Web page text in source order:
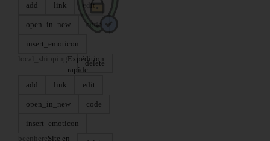
add
link edit
open_in_new code
insert_emoticon
delete
local_shipping Expédition
rapide
add
link edit
open_in_new code
insert_emoticon
beenhereSite en